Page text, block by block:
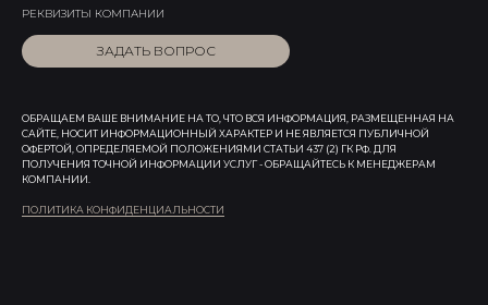
РЕКВИЗИТЫ КОМПАНИИ
ОБРАЩАЕМ ВАШЕ ВНИМАНИЕ НА ТО, ЧТО ВСЯ ИНФОРМАЦИЯ, РАЗМЕЩЕННАЯ НА
САЙТЕ, НОСИТ ИНФОРМАЦИОННЫЙ ХАРАКТЕР И НЕ ЯВЛЯЕТСЯ ПУБЛИЧНОЙ
ОФЕРТОЙ, ОПРЕДЕЛЯЕМОЙ ПОЛОЖЕНИЯМИ СТАТЬИ 437 (2) ГК РФ. ДЛЯ
ПОЛУЧЕНИЯ ТОЧНОЙ ИНФОРМАЦИИ УСЛУГ - ОБРАЩАЙТЕСЬ К МЕНЕДЖЕРАМ
КОМПАНИИ.
ПОЛИТИКА КОНФИДЕНЦИАЛЬНОСТИ
ЗАДАТЬ ВОПРОС